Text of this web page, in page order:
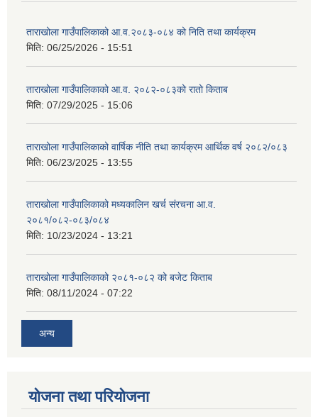
ताराखोला गाउँपालिकाको आ.व.२०८३-०८४ को निति तथा कार्यक्रम
मिति: 06/25/2026 - 15:51
ताराखोला गाउँपालिकाको आ.व. २०८२-०८३को रातो किताब
मिति: 07/29/2025 - 15:06
ताराखोला गाउँपालिकाको वार्षिक नीति तथा कार्यक्रम आर्थिक वर्ष २०८२/०८३
मिति: 06/23/2025 - 13:55
ताराखोला गाउँपालिकाको मध्यकालिन खर्च संरचना आ.व.
२०८१/०८२-०८३/०८४
मिति: 10/23/2024 - 13:21
ताराखोला गाउँपालिकाको २०८१-०८२ को बजेट किताब
मिति: 08/11/2024 - 07:22
अन्य
योजना तथा परियोजना